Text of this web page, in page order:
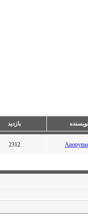
نویسنده بازدید
2312